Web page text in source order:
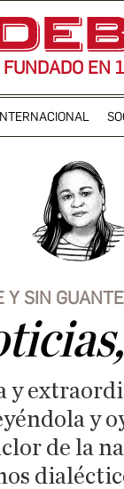
FUNDADO EN
Y SIN GUANTE
y
y
de la